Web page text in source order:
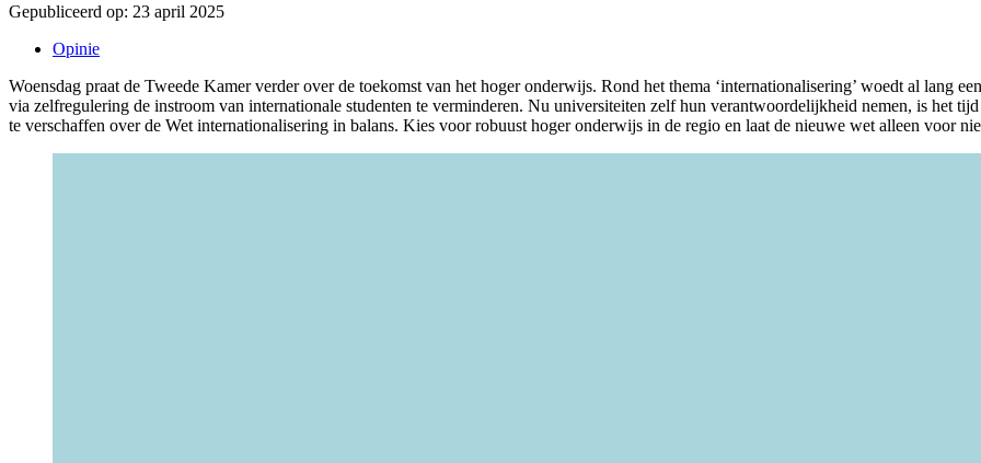
Gepubliceerd op: 23 april 2025
Opinie
Woensdag praat de Tweede Kamer verder over de toekomst van het hoger onderwijs. Rond het thema ‘internationalisering’ woedt al lang
via zelfregulering de instroom van internationale studenten te verminderen. Nu universiteiten zelf hun verantwoordelijkheid nemen, is het
te verschaffen over de Wet internationalisering in balans. Kies voor robuust hoger onderwijs in de regio en laat de nieuwe wet alleen voor